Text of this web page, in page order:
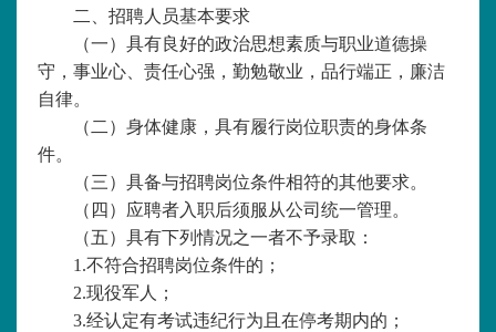
二、招聘人员基本要求
（一）具有良好的政治思想素质与职业道德操
守，事业心、责任心强，勤勉敬业，品行端正，廉洁
自律。
（二）身体健康，具有履行岗位职责的身体条
件。
（三）具备与招聘岗位条件相符的其他要求。
（四）应聘者入职后须服从公司统一管理。
（五）具有下列情况之一者不予录取：
1.不符合招聘岗位条件的；
2.现役军人；
3.经认定有考试违纪行为且在停考期内的；